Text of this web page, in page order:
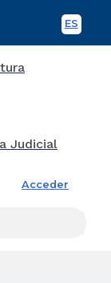
ES
Acceder